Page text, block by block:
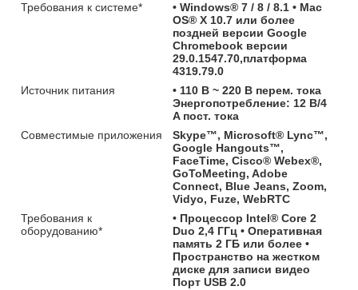
Требования к системе*
• Windows® 7 / 8 / 8.1 • Mac
OS® X 10.7 или более
поздней версии Google
Chromebook версии
29.0.1547.70,платформа
4319.79.0
Источник питания
• 110 В ~ 220 В перем. тока
Энергопотребление: 12 В/4
A пост. тока
Совместимые приложения
Skype™, Microsoft® Lync™,
Google Hangouts™,
FaceTime, Cisco® Webex®,
GoToMeeting, Adobe
Connect, Blue Jeans, Zoom,
Vidyo, Fuze, WebRTC
Требования к
оборудованию*
• Процессор Intel® Core 2
Duo 2,4 ГГц • Оперативная
память 2 ГБ или более •
Пространство на жестком
диске для записи видео
Порт USB 2.0